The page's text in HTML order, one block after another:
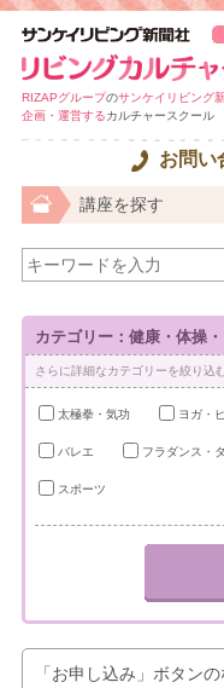
RIZAPグループのサンケイリビング
企画・運営するカルチャースクール
お問い
講座を探す
カテゴリー：健康・体操
さらに詳細なカテゴリーを絞り込
太極拳・気功 ヨガ・
バレエ フラダンス・
スポーツ
「お申し込み」ボタン